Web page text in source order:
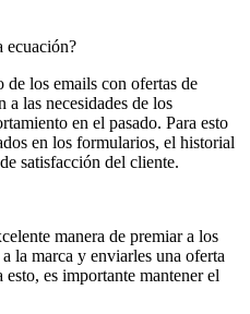
ecuación?
de los emails con ofertas de
a las necesidades de los
en el pasado. Para esto
en los formularios, el historial
satisfacción del cliente.
manera de premiar a los
la marca y enviarles una oferta
es importante mantener el